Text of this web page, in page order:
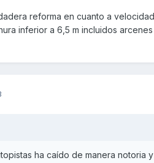
reforma en cuanto a
inferior a 6,5 m incluidos
ha caído de manera notoria